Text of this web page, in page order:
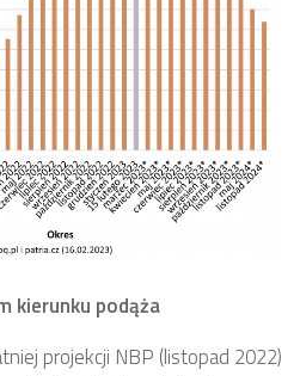
kierunku podąża
projekcji NBP (listopad 2022)